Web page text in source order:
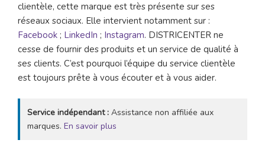
clientèle, cette marque est très présente sur ses
réseaux sociaux. Elle intervient notamment sur :
Facebook ; LinkedIn ; Instagram. DISTRICENTER ne
cesse de fournir des produits et un service de qualité à
ses clients. C’est pourquoi l’équipe du service clientèle
est toujours prête à vous écouter et à vous aider.
Service indépendant : Assistance non affiliée aux
marques. En savoir plus